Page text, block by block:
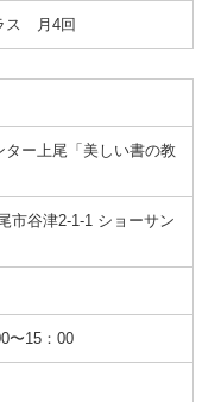
ス 月4回
ター上尾「美しい書の教
市谷津2-1-1 ショーサン
〜15：00